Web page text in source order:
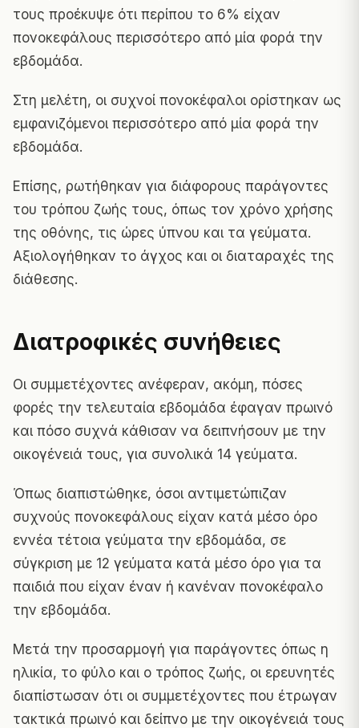
τους προέκυψε ότι περίπου το 6% είχαν
πονοκεφάλους περισσότερο από μία φορά την
εβδομάδα.
Στη μελέτη, οι συχνοί πονοκέφαλοι ορίστηκαν ως
εμφανιζόμενοι περισσότερο από μία φορά την
εβδομάδα.
Επίσης, ρωτήθηκαν για διάφορους παράγοντες
του τρόπου ζωής τους, όπως τον χρόνο χρήσης
της οθόνης, τις ώρες ύπνου και τα γεύματα.
Αξιολογήθηκαν το άγχος και οι διαταραχές της
διάθεσης.
Διατροφικές συνήθειες
Οι συμμετέχοντες ανέφεραν, ακόμη, πόσες
φορές την τελευταία εβδομάδα έφαγαν πρωινό
και πόσο συχνά κάθισαν να δειπνήσουν με την
οικογένειά τους, για συνολικά 14 γεύματα.
Όπως διαπιστώθηκε, όσοι αντιμετώπιζαν
συχνούς πονοκεφάλους είχαν κατά μέσο όρο
εννέα τέτοια γεύματα την εβδομάδα, σε
σύγκριση με 12 γεύματα κατά μέσο όρο για τα
παιδιά που είχαν έναν ή κανέναν πονοκέφαλο
την εβδομάδα.
Μετά την προσαρμογή για παράγοντες όπως η
ηλικία, το φύλο και ο τρόπος ζωής, οι ερευνητές
διαπίστωσαν ότι οι συμμετέχοντες που έτρωγαν
τακτικά πρωινό και δείπνο με την οικογένειά τους